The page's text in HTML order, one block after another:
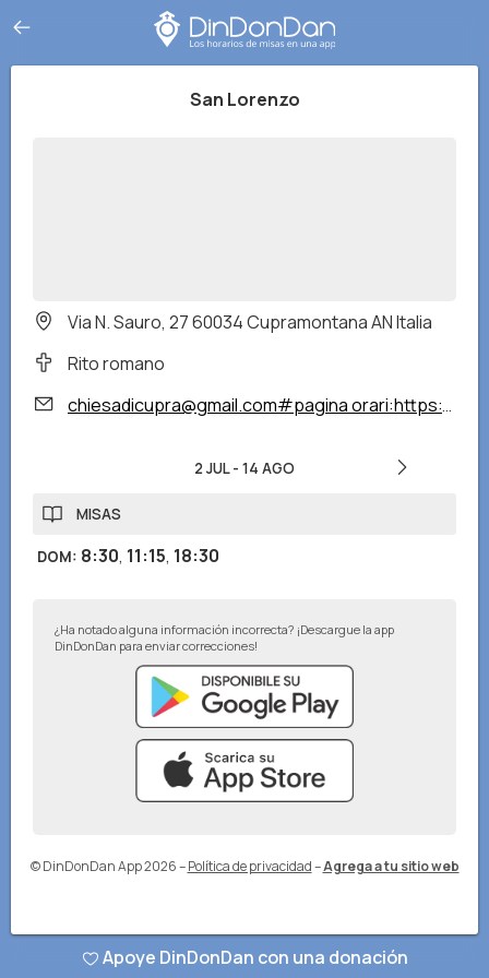
San Lorenzo
Via N. Sauro, 27 60034 Cupramontana AN Italia
Rito romano
chiesadicupra@gmail.com#pagina orari:https://www.facebook.com/p/Parrocchie-di-Cupramontana-100064600575542/?locale=it_IT
2 JUL- 14 AGO
MISAS
DOM: 8:30, 11:15, 18:30
¿Ha notado alguna información incorrecta? ¡Descargue la app
DinDonDan para enviar correcciones!
© DinDonDan App 2026– Política de privacidad–Agrega a tu sitio web
Apoye DinDonDan con una donación